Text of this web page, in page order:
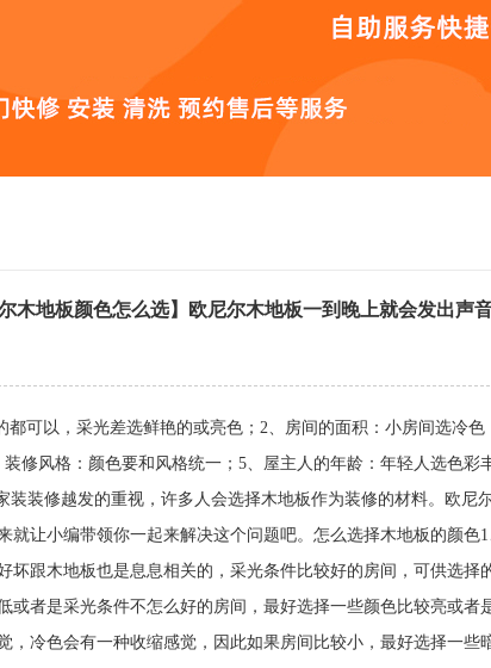
木地板颜色怎么选】欧尼尔木地板一到晚上就会发出声
可以，采光差选鲜艳的或亮色；2、房间的面积：小房间选冷
装修风格：颜色要和风格统一；5、屋主人的年龄：年轻人选色
发的重视，许多人会选择木地板作为装修的材料。欧尼尔
就让小编带领你一起来解决这个问题吧。怎么选择木地板的颜色
坏跟木地板也是息息相关的，采光条件比较好的房间，可供选择
或者是采光条件不怎么好的房间，最好选择一些颜色比较亮或者
，冷色会有一种收缩感觉，因此如果房间比较小，最好选择一些